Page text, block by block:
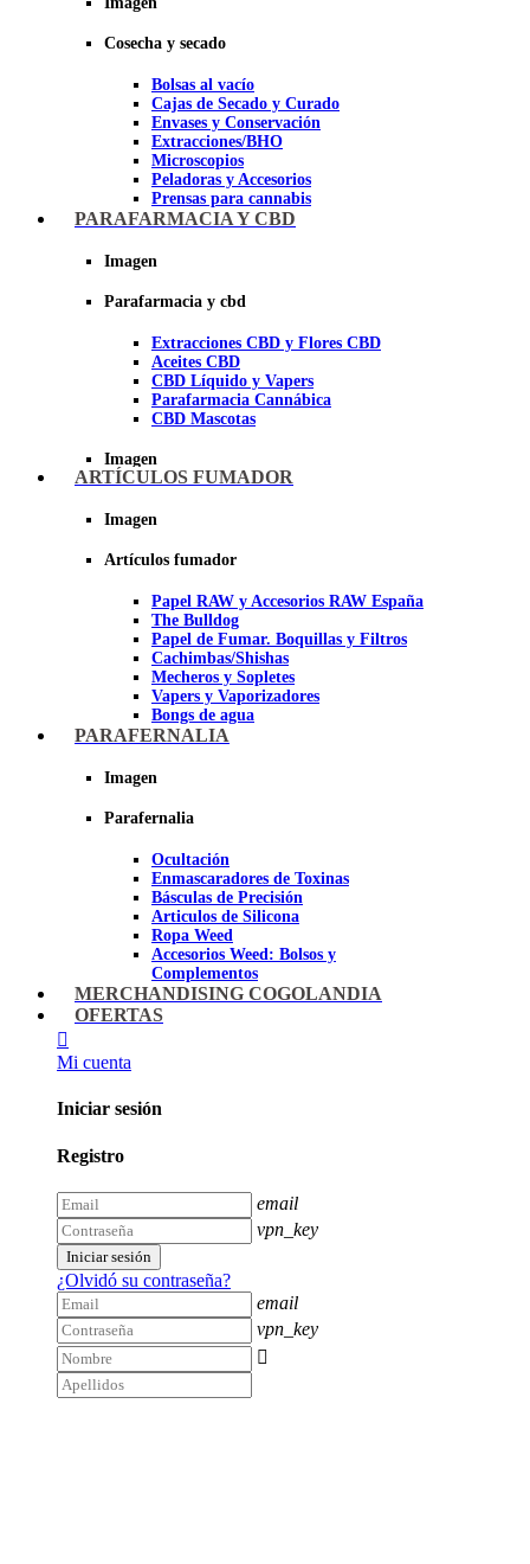
Cosecha y secado
Bolsas al vacío
Cajas de Secado y Curado
Envases y Conservación
Extracciones/BHO
Microscopios
Peladoras y Accesorios
Prensas para cannabis
Secadores de cogollos
PARAFARMACIA Y CBD
Imagen
Parafarmacia y cbd
Extracciones CBD y Flores CBD
Aceites CBD
CBD Líquido y Vapers
Parafarmacia Cannábica
CBD Mascotas
Imagen
ARTÍCULOS FUMADOR
Imagen
Artículos fumador
Papel RAW y Accesorios RAW España
The Bulldog
Papel de Fumar. Boquillas y Filtros
Cachimbas/Shishas
Mecheros y Sopletes
Vapers y Vaporizadores
Bongs de agua
Bandejas para liar
Ceniceros para Fumadores
Pipas BHO
Dabbers
Imagen
PARAFERNALIA
Imagen
Parafernalia
Ocultación
Enmascaradores de Toxinas
Básculas de Precisión
Articulos de Silicona
Ropa Weed
Accesorios Weed: Bolsos y
Complementos
Cannabuds
Inciensos
MERCHANDISING COGOLANDIA
OFERTAS
Mi cuenta
Iniciar sesión
Registro
email
vpn_key
Iniciar sesión
¿Olvidó su contraseña?
email
vpn_key
